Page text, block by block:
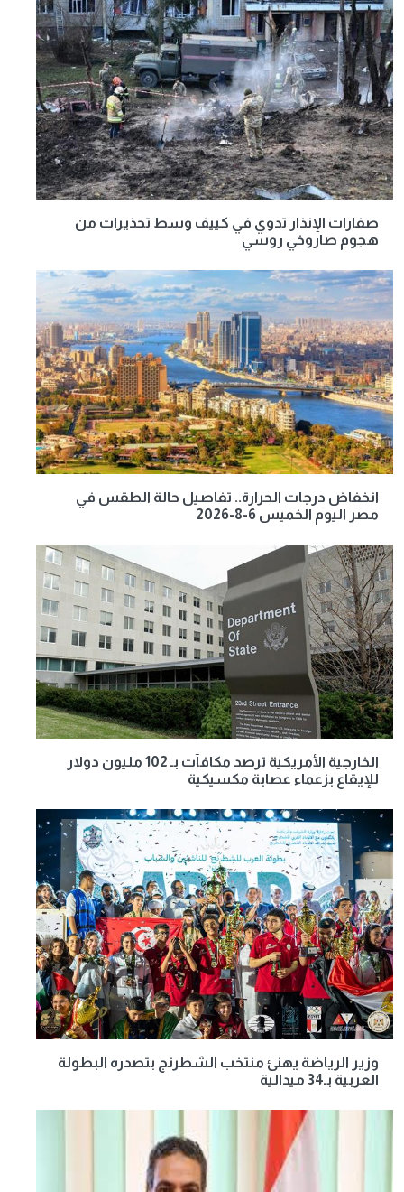
صفارات الإنذار تدوي في كييف وسط تحذيرات من
هجوم صاروخي روسي
انخفاض درجات الحرارة.. تفاصيل حالة الطقس في
مصر اليوم الخميس 6-8-2026
الخارجية الأمريكية ترصد مكافآت بـ 102 مليون دولار
للإيقاع بزعماء عصابة مكسيكية
وزير الرياضة يهنئ منتخب الشطرنج بتصدره البطولة
العربية بـ34 ميدالية